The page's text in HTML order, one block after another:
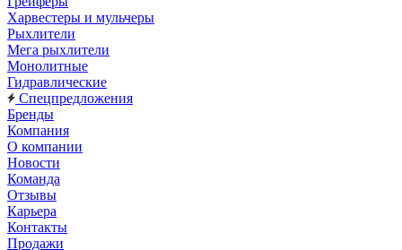
Харвестеры и мульчеры
Рыхлители
Мега рыхлители
Монолитные
Гидравлические
Спецпредложения
Бренды
Компания
О компании
Новости
Команда
Отзывы
Карьера
Контакты
Продажи